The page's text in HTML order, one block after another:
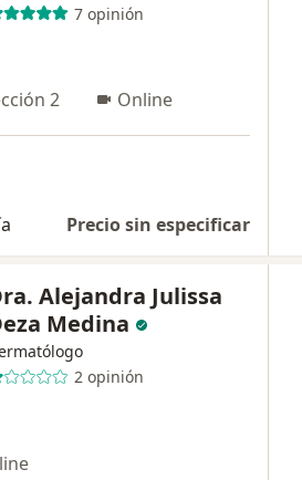
7 opinión
2 Online
Precio sin especificar
Alejandra Julissa
Medina
2 opinión